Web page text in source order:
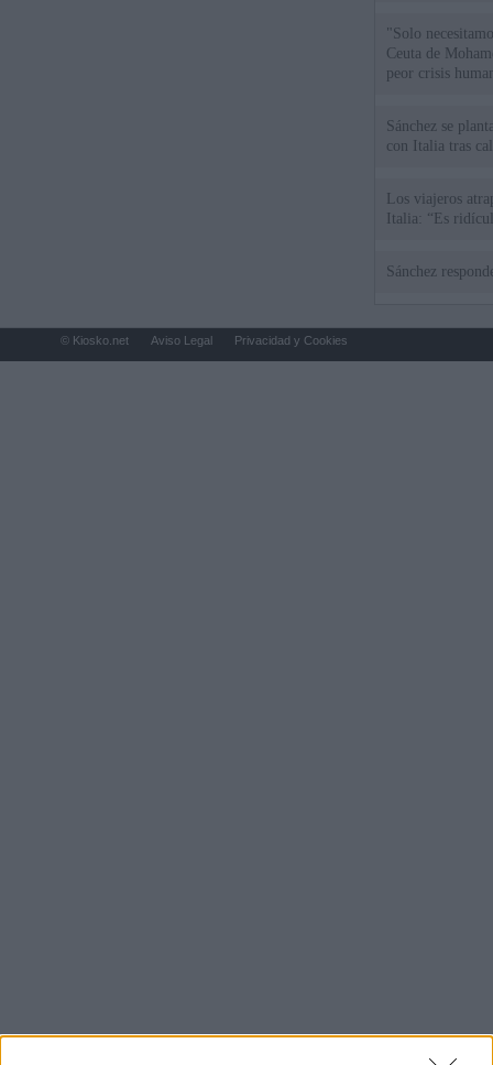
"Solo
Ceuta de
peor crisis
Sánchez se
con Italia tras
Los viajeros
Italia: “Es
Sánchez
© Kiosko.net Aviso Legal Privacidad y Cookies